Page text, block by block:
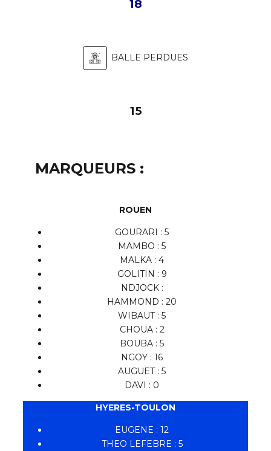
18
BALLE PERDUES
15
MARQUEURS :
ROUEN
GOURARI : 5
MAMBO : 5
MALKA : 4
GOLITIN : 9
NDJOCK :
HAMMOND : 20
WIBAUT : 5
CHOUA : 2
BOUBA : 5
NGOY : 16
AUGUET : 5
DAVI : 0
HYERES-TOULON
EUGENE : 12
THEO LEFEBRE : 5